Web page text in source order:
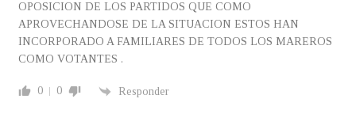
OPOSICION DE LOS PARTIDOS QUE COMO
APROVECHANDOSE DE LA SITUACION ESTOS HAN
INCORPORADO A FAMILIARES DE TODOS LOS MAREROS
COMO VOTANTES .
0 0 Responder